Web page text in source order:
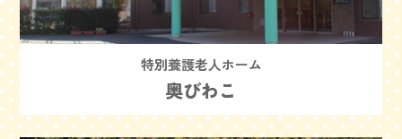
特別養護老人ホーム
奥びわこ